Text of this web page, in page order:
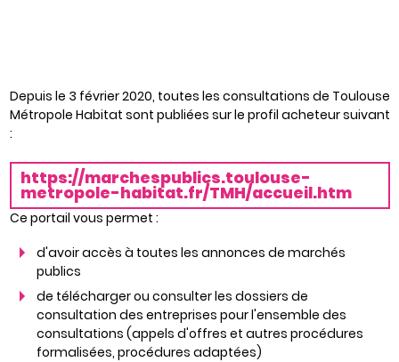
Depuis le 3 février 2020, toutes les consultations de Toulouse
Métropole Habitat sont publiées sur le profil acheteur suivant
:
https://marchespublics.toulouse-
metropole-habitat.fr/TMH/accueil.htm
Ce portail vous permet :
d'avoir accès à toutes les annonces de marchés
publics
de télécharger ou consulter les dossiers de
consultation des entreprises pour l'ensemble des
consultations (appels d'offres et autres procédures
formalisées, procédures adaptées)